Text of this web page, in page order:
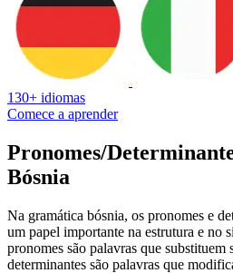
130+ idiomas
Comece a aprender
Pronomes/
Bósnia
Na gramática bósnia, os pronomes e
um papel importante na estrutura e no
pronomes são palavras que substituem
determinantes são palavras que